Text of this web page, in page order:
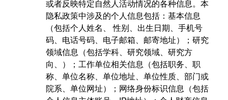
或者反映特定自然人活动情况的各种信息。本
隐私政策中涉及的个人信息包括：基本信息
（包括个人姓名、 性别、出生日期、手机号
码、电话号码、电子邮箱、邮寄地址）；研究
领域信息（包括学科、研究领域、研究方
向、）；工作单位相关信息（包括职务、职
称、单位名称、单位地址、单位性质、部门或
院系、单位网址）；网络身份标识信息（包括